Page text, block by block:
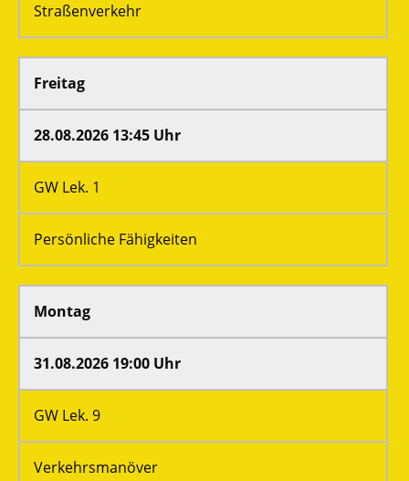
Straßenverkehr
Freitag
28.08.2026 13:45 Uhr
GW Lek. 1
Persönliche Fähigkeiten
Montag
31.08.2026 19:00 Uhr
GW Lek. 9
Verkehrsmanöver